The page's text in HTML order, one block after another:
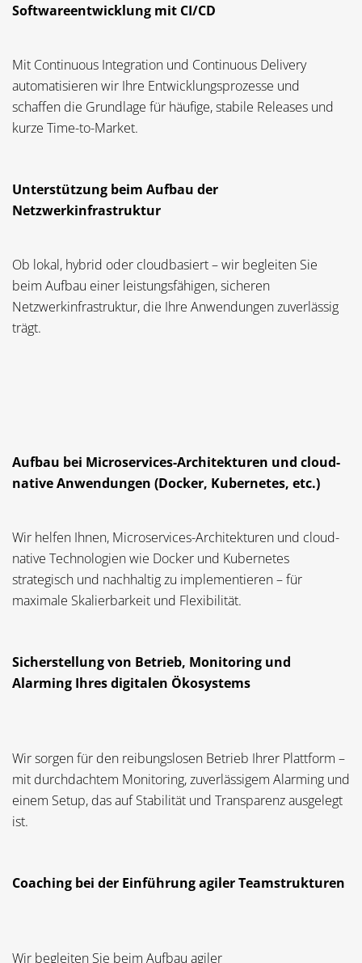
Softwareentwicklung mit CI/CD
Mit Continuous Integration und Continuous Delivery
automatisieren wir Ihre Entwicklungsprozesse und
schaffen die Grundlage für häufige, stabile Releases und
kurze Time-to-Market.
Unterstützung beim Aufbau der
Netzwerkinfrastruktur
Ob lokal, hybrid oder cloudbasiert – wir begleiten Sie
beim Aufbau einer leistungsfähigen, sicheren
Netzwerkinfrastruktur, die Ihre Anwendungen zuverlässig
trägt.
Aufbau bei Microservices-Architekturen und cloud-
native Anwendungen (Docker, Kubernetes, etc.)
Wir helfen Ihnen, Microservices-Architekturen und cloud-
native Technologien wie Docker und Kubernetes
strategisch und nachhaltig zu implementieren – für
maximale Skalierbarkeit und Flexibilität.
Sicherstellung von Betrieb, Monitoring und
Alarming Ihres digitalen Ökosystems
Wir sorgen für den reibungslosen Betrieb Ihrer Plattform –
mit durchdachtem Monitoring, zuverlässigem Alarming und
einem Setup, das auf Stabilität und Transparenz ausgelegt
ist.
Coaching bei der Einführung agiler Teamstrukturen
Wir begleiten Sie beim Aufbau agiler